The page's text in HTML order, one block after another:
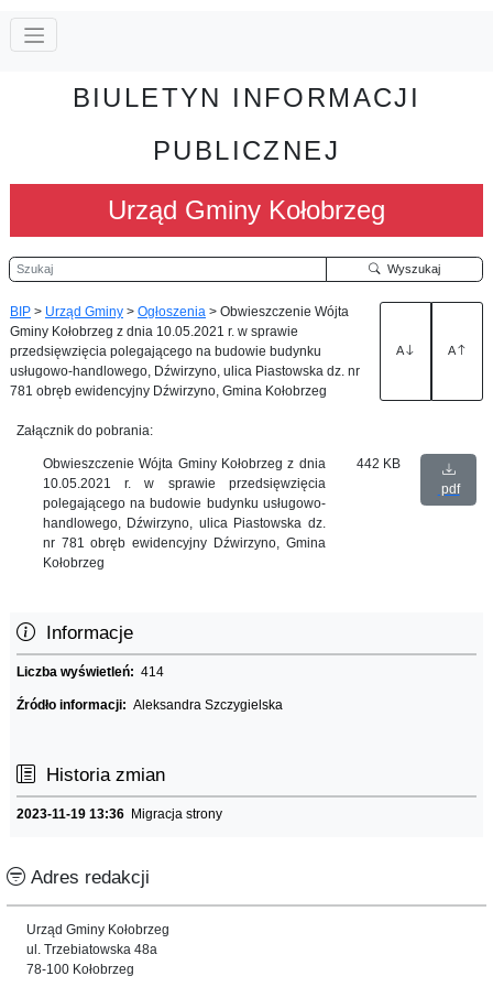
BIULETYN INFORMACJI
PUBLICZNEJ
Urząd Gminy Kołobrzeg
Szukaj Wyszukaj
BIP > Urząd Gminy > Ogłoszenia > Obwieszczenie Wójta
Gminy Kołobrzeg z dnia 10.05.2021 r. w sprawie
przedsięwzięcia polegającego na budowie budynku
usługowo-handlowego, Dźwirzyno, ulica Piastowska dz. nr
781 obręb ewidencyjny Dźwirzyno, Gmina Kołobrzeg
A A
Załącznik do pobrania:
Obwieszczenie Wójta Gminy Kołobrzeg z dnia
10.05.2021 r. w sprawie przedsięwzięcia
polegającego na budowie budynku usługowo-
handlowego, Dźwirzyno, ulica Piastowska dz.
nr 781 obręb ewidencyjny Dźwirzyno, Gmina
Kołobrzeg
442 KB
pdf
Informacje
Liczba wyświetleń: 414
Źródło informacji: Aleksandra Szczygielska
Historia zmian
2023-11-19 13:36 Migracja strony
Adres redakcji
Urząd Gminy Kołobrzeg
ul. Trzebiatowska 48a
78-100 Kołobrzeg